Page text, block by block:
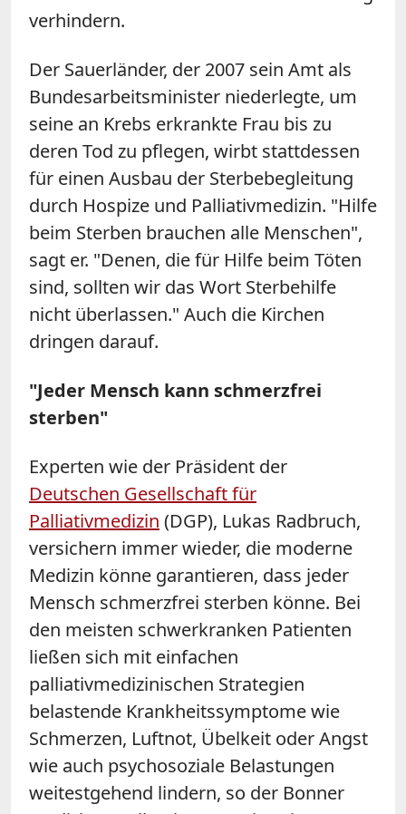
verhindern.
Der Sauerländer, der 2007 sein Amt als
Bundesarbeitsminister niederlegte, um
seine an Krebs erkrankte Frau bis zu
deren Tod zu pflegen, wirbt stattdessen
für einen Ausbau der Sterbebegleitung
durch Hospize und Palliativmedizin. "Hilfe
beim Sterben brauchen alle Menschen",
sagt er. "Denen, die für Hilfe beim Töten
sind, sollten wir das Wort Sterbehilfe
nicht überlassen." Auch die Kirchen
dringen darauf.
"Jeder Mensch kann schmerzfrei
sterben"
Experten wie der Präsident der
Deutschen Gesellschaft für
Palliativmedizin (DGP), Lukas Radbruch,
versichern immer wieder, die moderne
Medizin könne garantieren, dass jeder
Mensch schmerzfrei sterben könne. Bei
den meisten schwerkranken Patienten
ließen sich mit einfachen
palliativmedizinischen Strategien
belastende Krankheitssymptome wie
Schmerzen, Luftnot, Übelkeit oder Angst
wie auch psychosoziale Belastungen
weitestgehend lindern, so der Bonner